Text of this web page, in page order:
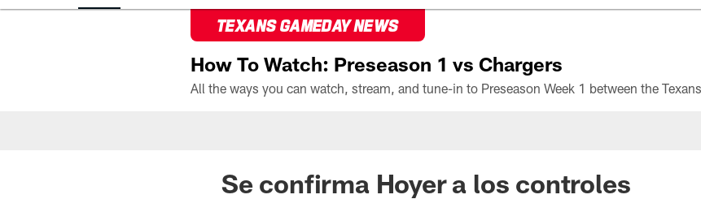
TEXANS GAMEDAY NEWS
How To Watch: Preseason 1 vs Chargers
Se confirma Hoyer a los controles